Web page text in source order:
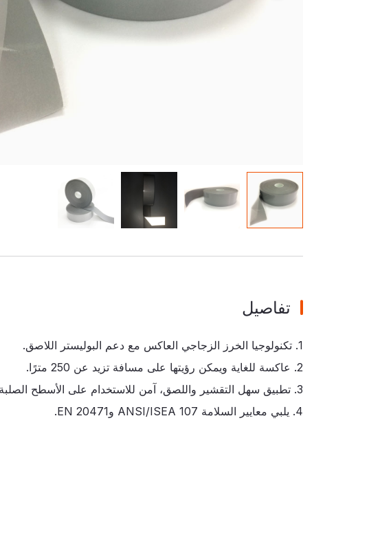
تفاصيل
1. تكنولوجيا الخرز الزجاجي العاكس مع دعم البوليستر اللاصق.
2. عاكسة للغاية ويمكن رؤيتها على مسافة تزيد عن 250 مترًا.
3. تطبيق سهل التقشير واللصق، آمن للاستخدام على الأسطح الصلبة والناعمة.
4. يلبي معايير السلامة ANSI/ISEA 107 وEN 20471.